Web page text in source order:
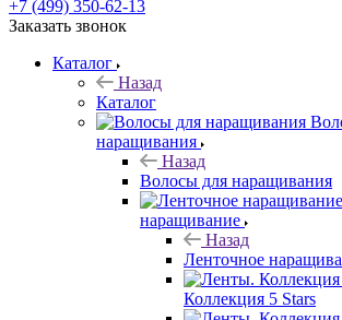
+7 (499) 350-62-13
Заказать звонок
Каталог
Назад
Каталог
наращивания
Назад
Волосы для наращивания
наращивание
Назад
Ленточное
Коллекция 5 Stars